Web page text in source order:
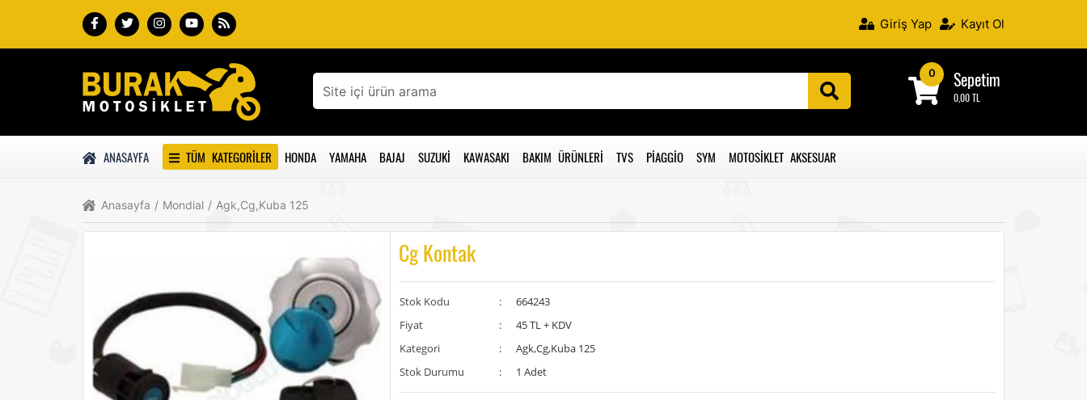
Giriş Yap Kayıt Ol
0 Sepetim
0,00 TL
ANASAYFA TÜM KATEGORILER HONDA YAMAHA BAJAJ SUZUKI KAWASAKI BAKIM ÜRÜNLERI TVS PIAGGIO SYM MOTOSIKLET AKSESUAR
Anasayfa / Mondial / Agk,Cg,Kuba 125
Cg Kontak
Stok Kodu :
664243
Fiyat
:
45 TL + KDV
Kategori
:
Agk,Cg,Kuba 125
Stok Durumu
: 1 Adet